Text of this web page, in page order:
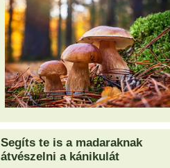
Segíts te is a madaraknak
átvészelni a kánikulát